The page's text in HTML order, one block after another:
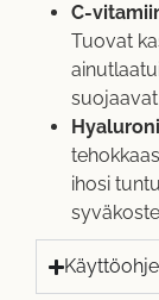
C-
Tuovat
ihosi